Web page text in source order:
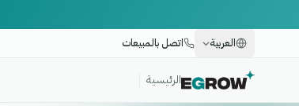
العربية
اتصل بالمبيعات
الرئيسية